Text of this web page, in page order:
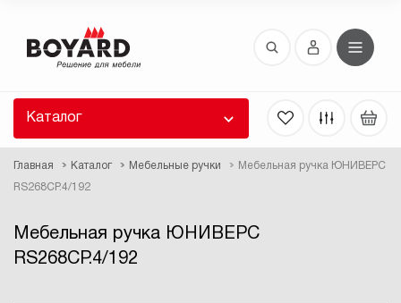
Каталог
Главная Каталог Мебельные ручки Мебельная ручка ЮНИВЕРС
RS268CP.4/192
Мебельная ручка ЮНИВЕРС
RS268CP.4/192
Восстановление пароля
высланы вам по E-Mail.
ссылку для восстановления